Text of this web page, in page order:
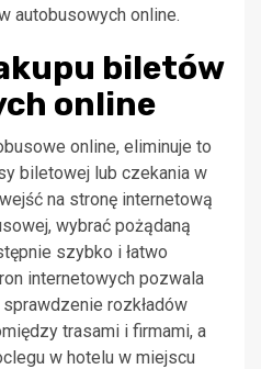
autobusowych online.
biletów
online
online, eliminuje to
biletowej lub czekania w
na stronę internetową
wybrać pożądaną
szybko i łatwo
internetowych pozwala
rozkładów
trasami i firmami, a
w hotelu w miejscu